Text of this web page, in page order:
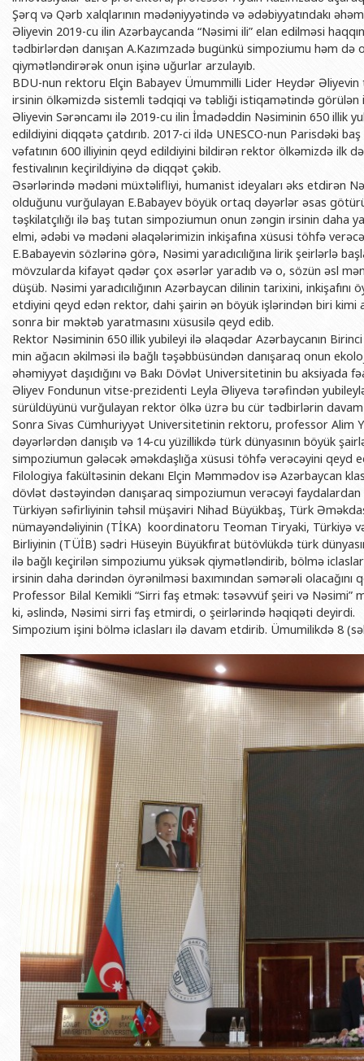
BDU-nun məzunları
Fəxri doktorlarımız
BDU-da təhsil
BDU-da tədris olunan ixtisaslar
Universitet tarixinin ən mühüm hadisələri
İnsan resursları və hüquq şöbəsi
Sənədlər və Müraciətlərlə iş
Maliyyə və təminat Departamenti
Keyfiyyətin təminatı, monitorinq
Psixoloji Yardım Sektoru
Mədəniyyət-yaradıcılıq Mərkəzi
İdman-sağlamlıq Mərkəzi
BDU-nun Nəşr Evi
Geologiya fakültəsi
Filologiya fakültəsi
Beynəlxalq
Hüquq fakültəsi
Jurnalistika fakültəsi
İnformasiya və
Şərqşünasliq
Sosial elmlər və
Publik
Şərq və Qərb xalqlarının mədəniyyətində və ədəbiyyatındakı
Əliyevin 2019-cu ilin Azərbaycanda “Nəsimi ili” elan edilməsi
tədbirlərdən danışan A.Kazımzadə bugünkü simpoziumu həm
qiymətləndirərək onun işinə uğurlar arzulayıb.
BDU-nun rektoru Elçin Babayev Ümummilli Lider Heydər Əliyevin
irsinin ölkəmizdə sistemli tədqiqi və təbliği istiqamətində görülən
Əliyevin Sərəncamı ilə 2019-cu ilin İmadəddin Nəsiminin 650 illik
edildiyini diqqətə çatdırıb. 2017-ci ildə UNESCO-nun Parisdəki
vəfatının 600 illiyinin qeyd edildiyini bildirən rektor ölkəmizdə ilk
festivalının keçirildiyinə də diqqət çəkib.
Əsərlərində mədəni müxtəlifliyi, humanist ideyaları əks etdirən
olduğunu vurğulayan E.Babayev böyük ortaq dəyərlər əsas
təşkilatçılığı ilə baş tutan simpoziumun onun zəngin irsinin daha
elmi, ədəbi və mədəni əlaqələrimizin inkişafına xüsusi töhfə
E.Babayevin sözlərinə görə, Nəsimi yaradıcılığına lirik şeirlərlə
mövzularda kifayət qədər çox əsərlər yaradıb və o, sözün əsl
düşüb. Nəsimi yaradıcılığının Azərbaycan dilinin tarixini,
etdiyini qeyd edən rektor, dahi şairin ən böyük işlərindən biri kimi
sonra bir məktəb yaratmasını xüsusilə qeyd edib.
Rektor Nəsiminin 650 illik yubileyi ilə əlaqədar Azərbaycanın
min ağacın əkilməsi ilə bağlı təşəbbüsündən danışaraq onun
əhəmiyyət daşıdığını və Bakı Dövlət Universitetinin bu aksiyada
Əliyev Fondunun vitse-prezidenti Leyla Əliyeva tərəfindən
sürüldüyünü vurğulayan rektor ölkə üzrə bu cür tədbirlərin
Sonra Sivas Cümhuriyyət Universitetinin rektoru, professor Alim
dəyərlərdən danışıb və 14-cu yüzillikdə türk dünyasının böyük
simpoziumun gələcək əməkdaşlığa xüsusi töhfə verəcəyini qeyd
Filologiya fakültəsinin dekanı Elçin Məmmədov isə Azərbaycan
dövlət dəstəyindən danışaraq simpoziumun verəcəyi faydalardan
Türkiyən səfirliyinin təhsil müşaviri Nihad Büyükbaş, Türk
nümayəndəliyinin (TİKA) koordinatoru Teoman Tiryaki, Türkiyə
Birliyinin (TÜİB) sədri Hüseyin Büyükfırat bütövlükdə türk
ilə bağlı keçirilən simpoziumu yüksək qiymətləndirib, bölmə
irsinin daha dərindən öyrənilməsi baxımından səmərəli olacağını
Professor Bilal Kemikli “Sirri faş etmək: təsəvvüf şeiri və Nəsimi”
ki, əslində, Nəsimi sirri faş etmirdi, o şeirlərində həqiqəti deyirdi.
Simpozium işini bölmə iclasları ilə davam etdirib. Ümumilikdə 8